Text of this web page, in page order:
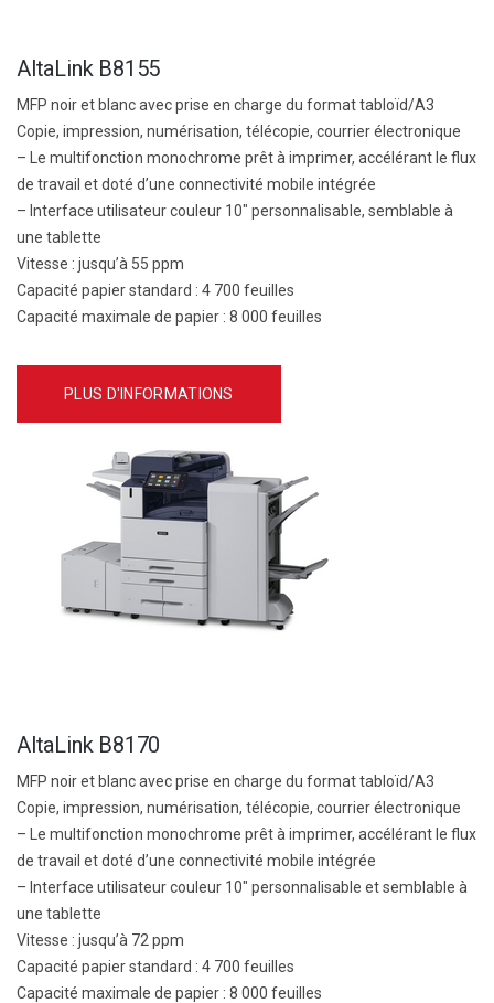
AltaLink B8155
MFP noir et blanc avec prise en charge du format tabloïd/A3
Copie, impression, numérisation, télécopie, courrier électronique
– Le multifonction monochrome prêt à imprimer, accélérant le flux
de travail et doté d’une connectivité mobile intégrée
– Interface utilisateur couleur 10″ personnalisable, semblable à
une tablette
Vitesse : jusqu’à 55 ppm
Capacité papier standard : 4 700 feuilles
Capacité maximale de papier : 8 000 feuilles
PLUS D'INFORMATIONS
AltaLink B8170
MFP noir et blanc avec prise en charge du format tabloïd/A3
Copie, impression, numérisation, télécopie, courrier électronique
– Le multifonction monochrome prêt à imprimer, accélérant le flux
de travail et doté d’une connectivité mobile intégrée
– Interface utilisateur couleur 10″ personnalisable et semblable à
une tablette
Vitesse : jusqu’à 72 ppm
Capacité papier standard : 4 700 feuilles
Capacité maximale de papier : 8 000 feuilles